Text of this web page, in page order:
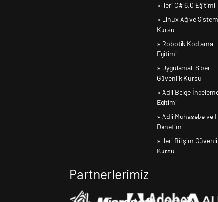
» İleri C# 6.0 Eğitimi
» Linux Ağ ve Sistem
Kursu
» Robotik Kodlama
Eğitimi
» Uygulamalı Siber
Güvenlik Kursu
» Adli Belge
Eğitimi
» Adli Muhasebe ve
Denetimi
» İleri Bilişim
Kursu
Partnerlerimiz